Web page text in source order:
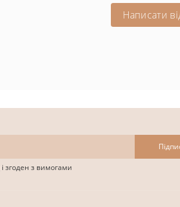
Написати
і згоден з вимогами